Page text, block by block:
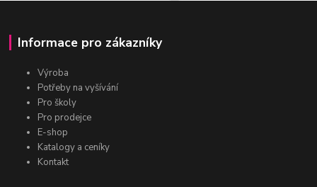
Informace pro zákazníky
Výroba
Potřeby na vyšívání
Pro školy
Pro prodejce
E-shop
Katalogy a ceníky
Kontakt